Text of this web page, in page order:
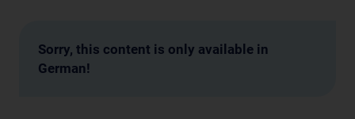
Sorry, this content is only available in
German!